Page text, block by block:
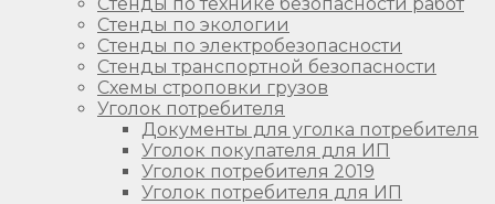
Стенды по экологии
Стенды по электробезопасности
Стенды транспортной безопасности
Схемы строповки грузов
Уголок потребителя
Документы для уголка потребителя
Уголок покупателя для ИП
Уголок потребителя 2019
Уголок потребителя для ИП